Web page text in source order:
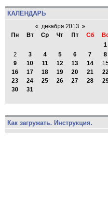
КАЛЕНДАРЬ
« декабря 2013 »
Пн
Вт Ср Чт Пт Сб
1
2
3 4 5 6 7
8
9
10 11 12 13 14
16
17 18 19 20 21
23
24 25 26 27 28
30
31
Как загружать. Инструкция.